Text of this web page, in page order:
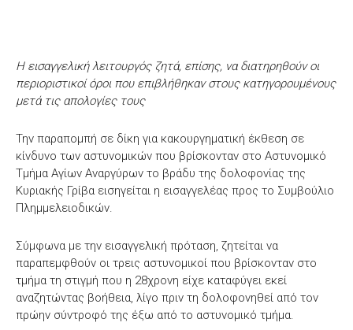
Η εισαγγελική λειτουργός ζητά, επίσης, να διατηρηθούν οι
περιοριστικοί όροι που επιβλήθηκαν στους κατηγορουμένους
μετά τις απολογίες τους
Την παραπομπή σε δίκη για κακουργηματική έκθεση σε
κίνδυνο των αστυνομικών που βρίσκονταν στο Αστυνομικό
Τμήμα Αγίων Αναργύρων το βράδυ της δολοφονίας της
Κυριακής Γρίβα εισηγείται η εισαγγελέας προς το Συμβούλιο
Πλημμελειοδικών.
Σύμφωνα με την εισαγγελική πρόταση, ζητείται να
παραπεμφθούν οι τρεις αστυνομικοί που βρίσκονταν στο
τμήμα τη στιγμή που η 28χρονη είχε καταφύγει εκεί
αναζητώντας βοήθεια, λίγο πριν τη δολοφονηθεί από τον
πρώην σύντροφό της έξω από το αστυνομικό τμήμα.